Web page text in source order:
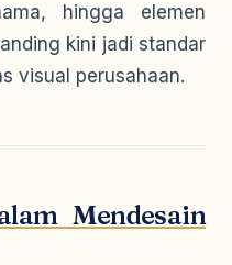
hingga elemen
kini jadi standar
visual perusahaan.
Mendesain